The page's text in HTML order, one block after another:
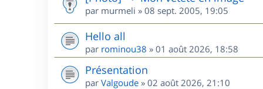
par murmeli » 08 sept. 2005, 19:05
Hello all
par rominou38 » 01 août 2026, 18:58
Présentation
par Valgoude » 02 août 2026, 21:10